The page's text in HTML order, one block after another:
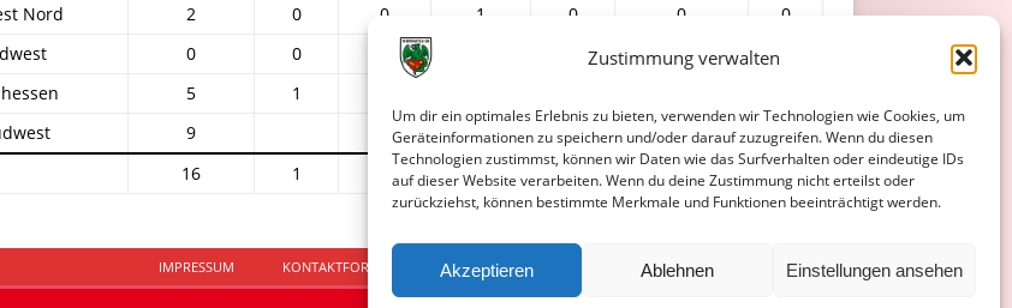
Zustimmung verwalten
Um dir ein optimales Erlebnis zu bieten, verwenden wir Technologien wie Cookies, um
Geräteinformationen zu speichern und/oder darauf zuzugreifen. Wenn du diesen
Technologien zustimmst, können wir Daten wie das Surfverhalten oder eindeutige IDs
auf dieser Website verarbeiten. Wenn du deine Zustimmung nicht erteilst oder
zurückziehst, können bestimmte Merkmale und Funktionen beeinträchtigt werden.
Akzeptieren Ablehnen Einstellungen ansehen
Nord 2 0 0 1 0 0
0
0 0 0
5 1
9
1
16 1 2 0 0 0
IMPRESSUM KONTAKTFORMULAR DATENSCHUTZERKLÄRUNG COOKIE-RICHTLINIE (EU)